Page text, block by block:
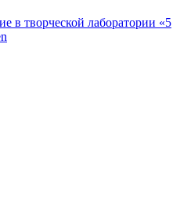
в творческой лаборатории «5